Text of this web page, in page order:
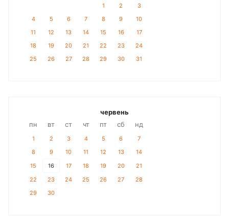
1 2
3
4
5 6 7 8 9
10
11
12 13 14 15 16
17
18
19 20 21 22 23
24
25
26 27 28 29 30 31
червень
пн
вт ст чт пт сб нд
1 2 3 4 5 6
7
8
9 10 11 12 13
14
15
16 17 18 19 20
21
22
23 24 25 26 27
28
29
30